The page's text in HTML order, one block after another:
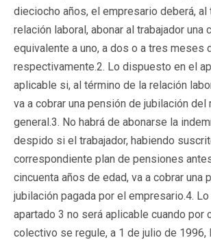
dieciocho años, el empresario deberá, al
relación laboral, abonar al trabajador una
equivalente a uno, a dos o a tres meses
respectivamente.2. Lo dispuesto en el
aplicable si, al término de la relación
va a cobrar una pensión de jubilación del
general.3. No habrá de abonarse la
despido si el trabajador, habiendo
correspondiente plan de pensiones
cincuenta años de edad, va a cobrar una
jubilación pagada por el empresario.4.
apartado 3 no será aplicable cuando por
colectivo se regule, a 1 de julio de 1996,